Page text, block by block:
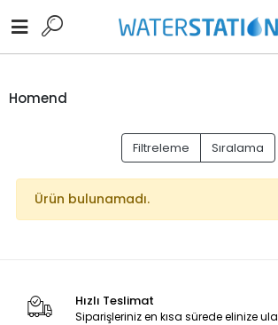
Homend
Filtreleme Sıralama
Ürün bulunamadı.
Hızlı Teslimat
Siparişleriniz en kısa sürede elinize